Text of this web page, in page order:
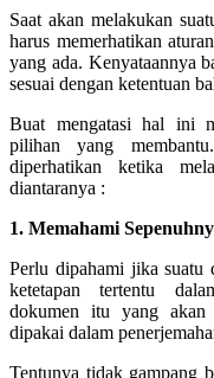
Saat akan melakukan
harus memerhatikan
yang ada. Kenyataannya
sesuai dengan ketentuan
Buat mengatasi hal ini
pilihan yang
diperhatikan ketika
diantaranya :
1. Memahami
Perlu dipahami jika suatu
ketetapan tertentu
dokumen itu yang akan
dipakai dalam
Tentunya tidak gampang